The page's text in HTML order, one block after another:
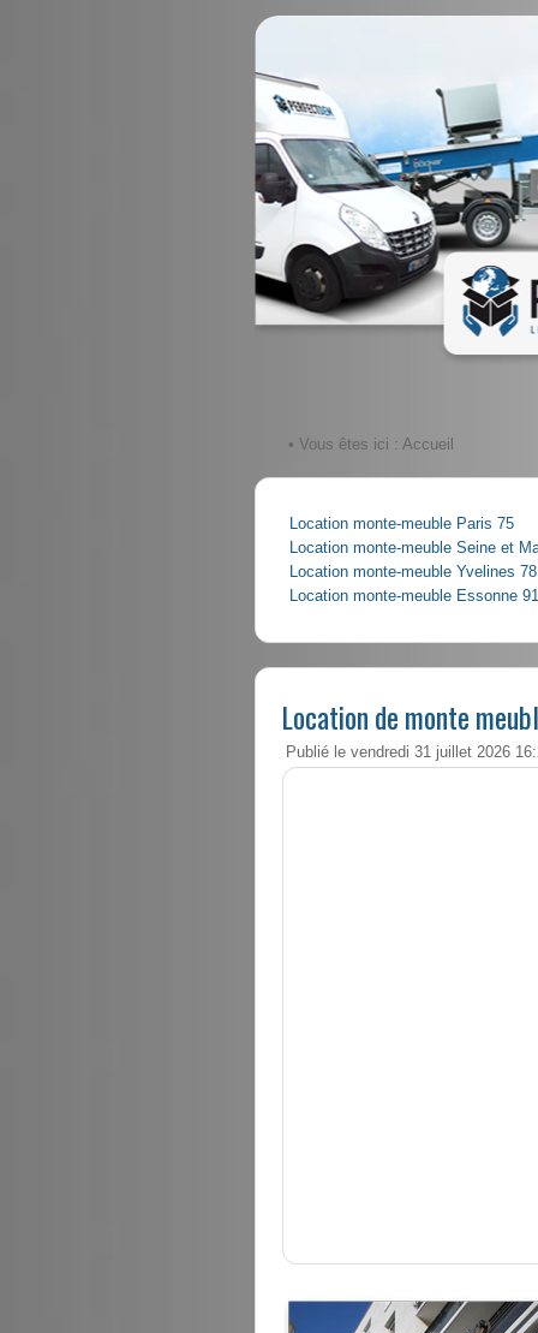
• Vous êtes ici : Accueil
Location monte-meuble Paris 75
Location monte-meuble Seine et
Location monte-meuble Yvelines 78
Location monte-meuble Essonne 91
Location de monte
Publié le vendredi 31 juillet 2026